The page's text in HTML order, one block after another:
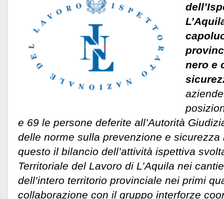
nero e
e 69 le persone deferite all’Autorità
delle norme sulla prevenzione e
questo il bilancio dell’attività ispettiva
Territoriale del Lavoro di L’Aquila nei
dell’intero territorio provinciale nei primi
collaborazione con il gruppo interforze